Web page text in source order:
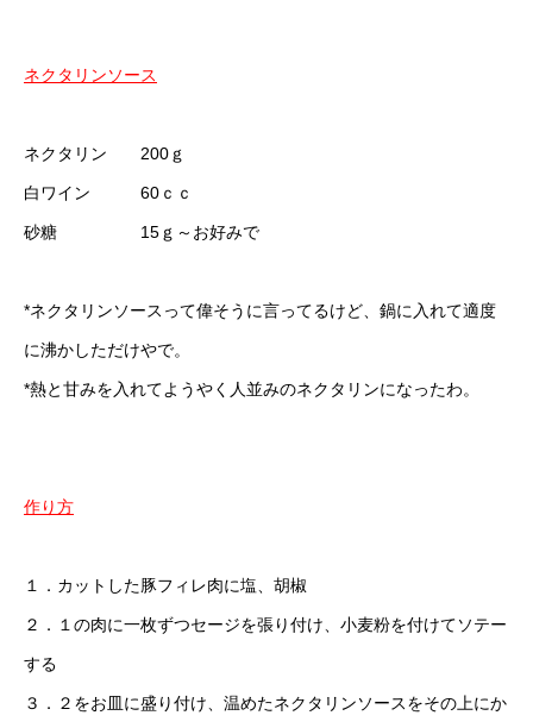
ネクタリンソース
ネクタリン 200ｇ
白ワイン 60ｃｃ
砂糖 15ｇ～お好みで
*ネクタリンソースって偉そうに言ってるけど、鍋に入れて適度
に沸かしただけやで。
*熱と甘みを入れてようやく人並みのネクタリンになったわ。
作り方
１．カットした豚フィレ肉に塩、胡椒
２．１の肉に一枚ずつセージを張り付け、小麦粉を付けてソテー
する
３．２をお皿に盛り付け、温めたネクタリンソースをその上にか